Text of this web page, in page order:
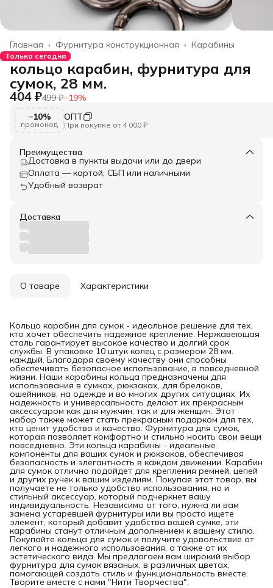
Карабины
Фурнитура конструкционная ›
Главная ›
Только сегодня
кольцо карабин, фурнитура для
сумок, 28 мм.
404 ₽499 ₽−19%
−10%
промокод
ОПТ
При покупке от 4 000 ₽
Преимущества
Доставка в пункты выдачи или до двери
Оплата — картой, СБП или наличными
Удобный возврат
Доставка
О товаре Характеристики
Кольцо карабин для сумок - идеальное решение для тех,
кто хочет обеспечить надежное крепление. Нержавеющая
сталь гарантирует высокое качество и долгий срок
службы. В упаковке 10 штук колец с размером 28 мм.
каждый. Благодаря своему качеству они способны
обеспечивать безопасное использование, в повседневной
жизни. Наши карабины кольца предназначены для
использования в сумках, рюкзаках, для брелоков,
ошейников, на одежде и во многих других ситуациях. Их
надежность и универсальность делают их прекрасным
аксессуаром как для мужчин, так и для женщин. Этот
набор также может стать прекрасным подарком для тех,
кто ценит удобство и качество. Фурнитура для сумок,
которая позволяет комфортно и стильно носить свои вещи
повседневно. Эти кольца карабины - идеальные
компоненты для ваших сумок и рюкзаков, обеспечивая
безопасность и элегантность в каждом движении. Карабин
для сумок отлично подойдет для крепления ремней, цепей
и других ручек к вашим изделиям. Покупая этот товар, вы
получаете не только удобство использования, но и
стильный аксессуар, который подчеркнет вашу
индивидуальность. Независимо от того, нужна ли вам
замена устаревшей фурнитуры или вы просто ищете
элемент, который добавит удобства вашей сумке, эти
карабины станут отличным дополнением к вашему стилю.
Покупайте кольца для сумок и получите удовольствие от
легкого и надежного использования, а также от их
эстетического вида. Мы предлагаем вам широкий выбор
фурнитура для сумок вязаных, в различных цветах,
помогающей создать стиль и функциональность вместе.
Творите вместе с нами "Нити Творчества".